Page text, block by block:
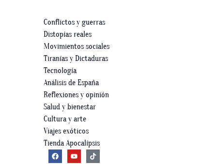
Conflictos y guerras
Distopías reales
Movimientos sociales
Tiranías y Dictaduras
Tecnología
Análisis de España
Reflexiones y opinión
Salud y bienestar
Cultura y arte
Viajes exóticos
Tienda Apocalípsis